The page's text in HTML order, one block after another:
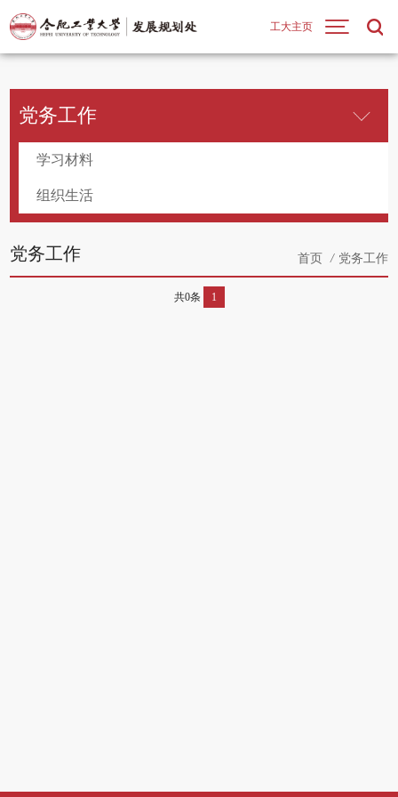
工大主页
党务工作
学习材料
组织生活
党务工作 首页 / 党务工作
共0条 1